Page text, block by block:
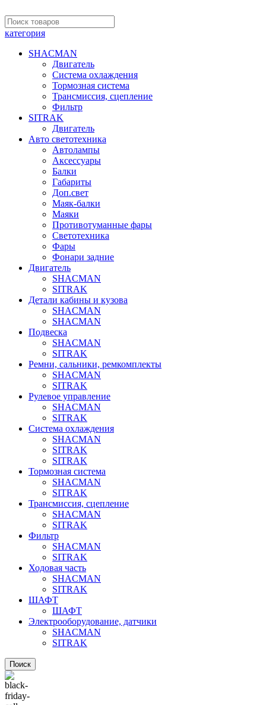
категория
SHACMAN
Двигатель
Система охлаждения
Тормозная система
Трансмиссия, сцепление
Фильтр
SITRAK
Двигатель
Авто светотехника
Автолампы
Аксессуары
Балки
Габариты
Доп.свет
Маяк-балки
Маяки
Противотуманные фары
Светотехника
Фары
Фонари задние
Двигатель
SHACMAN
SITRAK
Детали кабины и кузова
SHACMAN
SHACMAN
Подвеска
SHACMAN
SITRAK
Ремни, сальники, ремкомплекты
SHACMAN
SITRAK
Рулевое управление
SHACMAN
SITRAK
Система охлаждения
SHACMAN
SITRAK
SITRAK
Тормозная система
SHACMAN
SITRAK
Трансмиссия, сцепление
SHACMAN
SITRAK
Фильтр
SHACMAN
SITRAK
Ходовая часть
SHACMAN
SITRAK
ШАФТ
ШАФТ
Электрооборудование, датчики
SHACMAN
SITRAK
Поиск